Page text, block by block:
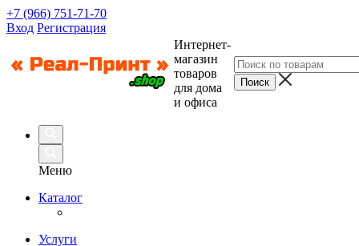
+7 (966) 751-71-70
Вход Регистрация
Интернет-
магазин
товаров
для дома
и офиса
Меню
Каталог
Услуги